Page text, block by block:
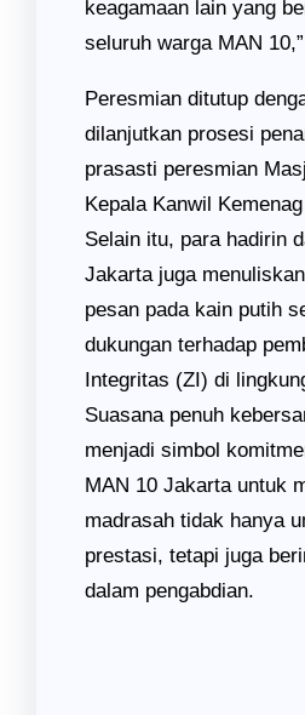
keagamaan lain yang
seluruh warga MAN
Peresmian ditutup
dilanjutkan prosesi
prasasti peresmian
Kepala Kanwil
Selain itu, para hadirin
Jakarta juga
pesan pada kain putih
dukungan terhadap
Integritas (ZI) di
Suasana penuh
menjadi simbol
MAN 10 Jakarta untuk
madrasah tidak hanya
prestasi, tetapi juga
dalam pengabdian.